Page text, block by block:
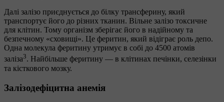
Далі залізо приєднується до білку трансферину, який
транспортує його до різних тканин. Вільне залізо токсичне
для клітин. Тому організм зберігає його в надійному та
безпечному «сховищі». Це феритин, який відіграє роль депо.
Одна молекула феритину утримує в собі до 4500 атомів
заліза3. Найбільше феритину — в клітинах печінки, селезінки
та кісткового мозку.
Залізодефіцитна анемія